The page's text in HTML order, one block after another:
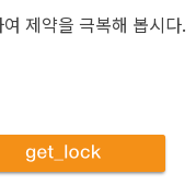
제약을 극복해 봅시다.